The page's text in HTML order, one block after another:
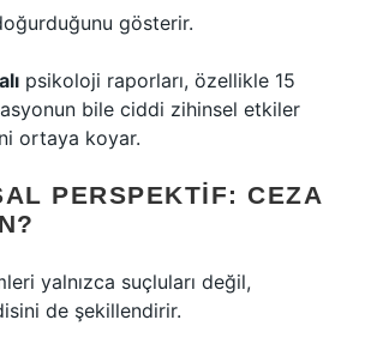
gösterir.
psikoloji raporları, özellikle 15
bile ciddi zihinsel etkiler
ortaya koyar.
PERSPEKTIF: CEZA
yalnızca suçluları değil,
de şekillendirir.